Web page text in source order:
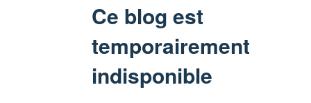
Ce blog est
temporairement
indisponible